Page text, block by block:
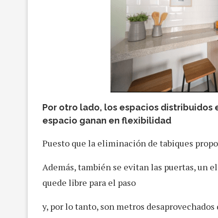
Por otro lado, los espacios
espacio ganan en flexibilidad
Puesto que la eliminación de tabiques
Además, también se evitan las puertas, un
quede libre para el paso
y, por lo tanto, son metros